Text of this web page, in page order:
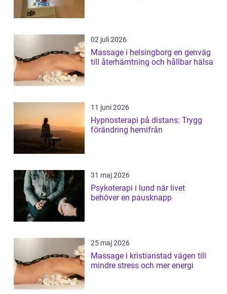
02 juli 2026
Massage i helsingborg en genväg
till återhämtning och hållbar hälsa
11 juni 2026
Hypnosterapi på distans: Trygg
förändring hemifrån
31 maj 2026
Psykoterapi i lund när livet
behöver en pausknapp
25 maj 2026
Massage i kristianstad vägen till
mindre stress och mer energi